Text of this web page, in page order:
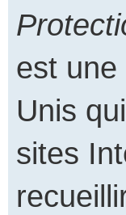
est une
Unis
sites